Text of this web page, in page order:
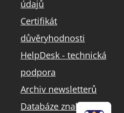
údajů
Certifikát
důvěryhodnosti
HelpDesk - technická
podpora
Archiv newsletterů
Databáze znalostí